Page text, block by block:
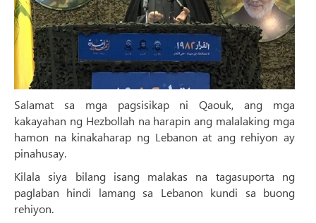
Salamat sa mga pagsisikap ni Qaouk, ang mga
kakayahan ng Hezbollah na harapin ang malalaking mga
hamon na kinakaharap ng Lebanon at ang rehiyon ay
pinahusay.
Kilala siya bilang isang malakas na tagasuporta ng
paglaban hindi lamang sa Lebanon kundi sa buong
rehiyon.